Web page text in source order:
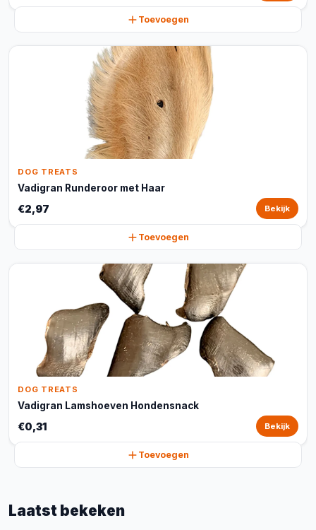
Toevoegen
DOG TREATS
Vadigran Runderoor met Haar
€2,97 Bekijk
Toevoegen
DOG TREATS
Vadigran Lamshoeven Hondensnack
€0,31 Bekijk
Toevoegen
Laatst bekeken